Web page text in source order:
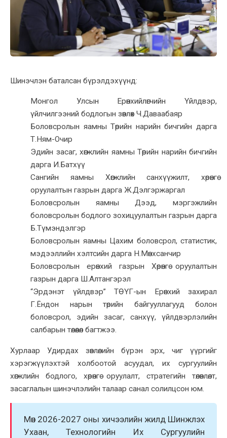
Шинэчлэн баталсан бүрэлдэхүүнд:
Монгол Улсын Ерөнхийлөгчийн Үйлдвэр,
үйлчилгээний бодлогын зөвлөх Ч.Даваабаяр
Боловсролын яамны Төрийн нарийн бичгийн дарга
Т.Ням-Очир
Эдийн засаг, хөгжлийн яамны Төрийн нарийн бичгийн
дарга И.Батхүү
Сангийн яамны Хөгжлийн санхүүжилт, хөрөнгө
оруулалтын газрын дарга Ж.Дэлгэржаргал
Боловсролын яамны Дээд, мэргэжлийн
боловсролын бодлого зохицуулалтын газрын дарга
Б.Түмэндэлгэр
Боловсролын яамны Цахим боловсрол, статистик,
мэдээллийн хэлтсийн дарга Н.Мөнхсанчир
Боловсролын ерөнхий газрын Хөрөнгө оруулалтын
газрын дарга Ш.Алтангэрэл
“Эрдэнэт үйлдвэр” ТӨҮГ-ын Ерөнхий захирал
Г.Ёндон нарын төрийн байгууллагууд болон
боловсрол, эдийн засаг, санхүү, үйлдвэрлэлийн
салбарын төлөөлөл багтжээ.
Хурлаар Удирдах зөвлөлийн бүрэн эрх, чиг үүргийг
хэрэгжүүлэхтэй холбоотой асуудал, их сургуулийн
хөгжлийн бодлого, хөрөнгө оруулалт, стратегийн төлөвлөлт,
засаглалын шинэчлэлийн талаар санал солилцсон юм.
Мөн 2026-2027 оны хичээлийн жилд Шинжлэх
Ухаан, Технологийн Их Сургуулийн